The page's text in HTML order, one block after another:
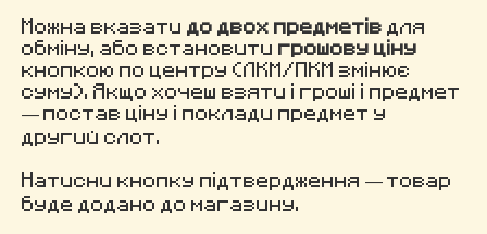
Можна вказати до двох предметів для
обміну, або встановити грошову ціну
кнопкою по центру (ЛКМ/ПКМ змінює
суму). Якщо хочеш взяти і гроші і предмет
— постав ціну і поклади предмет у
другий слот.
Натисни кнопку підтвердження — товар
буде додано до магазину.